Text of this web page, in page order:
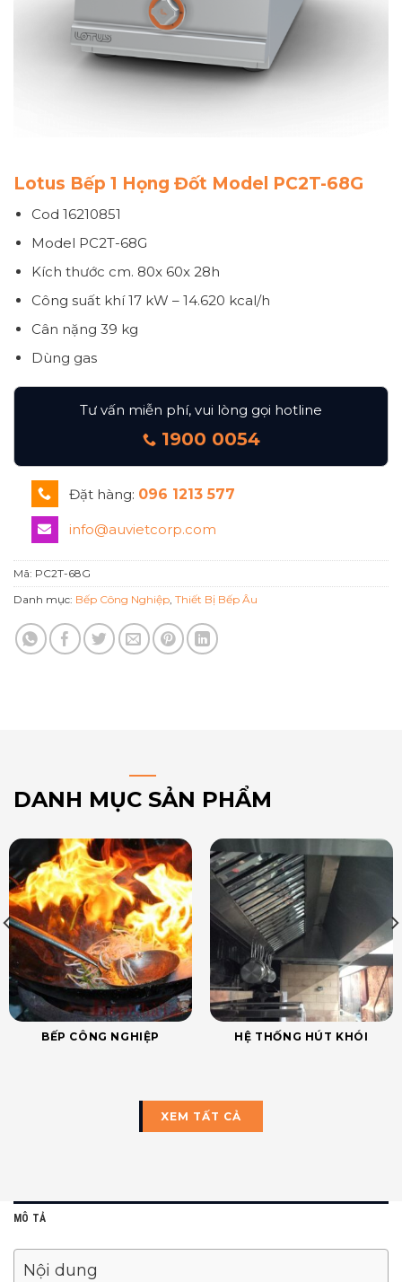
Lotus Bếp 1 Họng Đốt Model PC2T-68G
Cod 16210851
Model PC2T-68G
Kích thước cm. 80x 60x 28h
Công suất khí17 kW – 14.620 kcal/h
Cân nặng 39 kg
Dùng gas
Tư vấn miễn phí, vui lòng gọi hotline
1900 0054
Đặt hàng: 096 1213 577
info@auvietcorp.com
Mã: PC2T-68G
Danh mục: Bếp Công Nghiệp, Thiết Bị Bếp Âu
DANH MỤC SẢN PHẨM
BẾP CÔNG NGHIỆP HỆ THỐNG HÚT KHÓI
XEM TẤT CẢ
MÔ TẢ
Nội dung